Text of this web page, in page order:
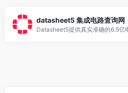
datasheet5 集成电路查询网